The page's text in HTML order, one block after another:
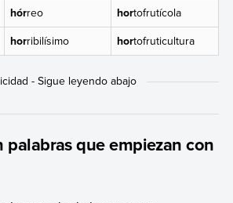
hórreo hortofrutícola
horribilísimo hortofruticultura
palabras que empiezan con